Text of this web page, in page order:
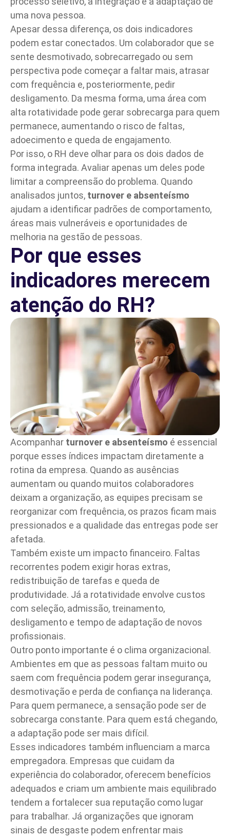
uma nova pessoa.
Apesar dessa diferença, os dois indicadores
podem estar conectados. Um colaborador que se
sente desmotivado, sobrecarregado ou sem
perspectiva pode começar a faltar mais, atrasar
com frequência e, posteriormente, pedir
desligamento. Da mesma forma, uma área com
alta rotatividade pode gerar sobrecarga para quem
permanece, aumentando o risco de faltas,
adoecimento e queda de engajamento.
Por isso, o RH deve olhar para os dois dados de
forma integrada. Avaliar apenas um deles pode
limitar a compreensão do problema. Quando
analisados juntos, turnover e absenteísmo
ajudam a identificar padrões de comportamento,
áreas mais vulneráveis e oportunidades de
melhoria na gestão de pessoas.
Por que esses
indicadores merecem
atenção do RH?
Acompanhar turnover e absenteísmo é essencial
porque esses índices impactam diretamente a
rotina da empresa. Quando as ausências
aumentam ou quando muitos colaboradores
deixam a organização, as equipes precisam se
reorganizar com frequência, os prazos ficam mais
pressionados e a qualidade das entregas pode ser
afetada.
Também existe um impacto financeiro. Faltas
recorrentes podem exigir horas extras,
redistribuição de tarefas e queda de
produtividade. Já a rotatividade envolve custos
com seleção, admissão, treinamento,
desligamento e tempo de adaptação de novos
profissionais.
Outro ponto importante é o clima organizacional.
Ambientes em que as pessoas faltam muito ou
saem com frequência podem gerar insegurança,
desmotivação e perda de confiança na liderança.
Para quem permanece, a sensação pode ser de
sobrecarga constante. Para quem está chegando,
a adaptação pode ser mais difícil.
Esses indicadores também influenciam a marca
empregadora. Empresas que cuidam da
experiência do colaborador, oferecem benefícios
adequados e criam um ambiente mais equilibrado
tendem a fortalecer sua reputação como lugar
para trabalhar. Já organizações que ignoram
sinais de desgaste podem enfrentar mais